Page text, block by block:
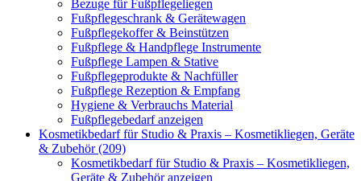
Bezuge für Fußpflegeliegen
Fußpflegeschrank & Gerätewagen
Fußpflegekoffer & Beinstützen
Fußpflege & Handpflege Instrumente
Fußpflege Lampen & Stative
Fußpflegeprodukte & Nachfüller
Fußpflege Rezeption & Empfang
Hygiene & Verbrauchs Material
Fußpflegebedarf anzeigen
Kosmetikbedarf für Studio & Praxis – Kosmetikliegen, Geräte
& Zubehör (209)
Kosmetikbedarf für Studio & Praxis – Kosmetikliegen,
Geräte & Zubehör anzeigen